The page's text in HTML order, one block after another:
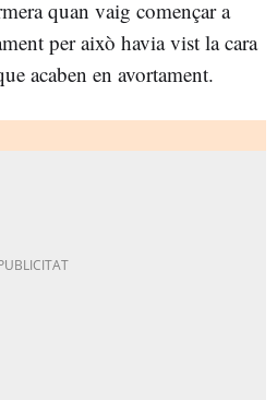
quan vaig començar a
per això havia vist la cara
acaben en avortament.